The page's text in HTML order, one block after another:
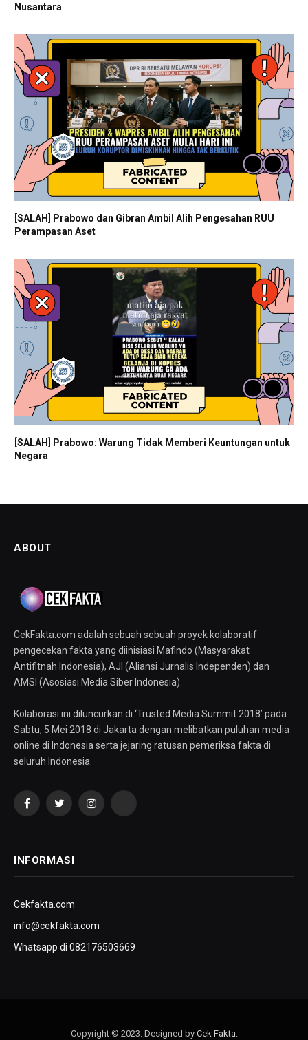
Nusantara
[SALAH] Prabowo dan Gibran Ambil Alih Pengesahan RUU
Perampasan Aset
[SALAH] Prabowo: Warung Tidak Memberi Keuntungan untuk
Negara
ABOUT
CekFakta.com adalah sebuah sebuah proyek kolaboratif
pengecekan fakta yang diinisiasi Mafindo (Masyarakat
Antifitnah Indonesia), AJI (Aliansi Jurnalis Independen) dan
AMSI (Asosiasi Media Siber Indonesia).
Kolaborasi ini diluncurkan di ‘Trusted Media Summit 2018’ pada
Sabtu, 5 Mei 2018 di Jakarta dengan melibatkan puluhan media
online di Indonesia serta jejaring ratusan pemeriksa fakta di
seluruh Indonesia.
FacebookTwitterInstagramYouTube
INFORMASI
Cekfakta.com
info@cekfakta.com
Whatsapp di 082176503669
Copyright © 2023. Designed by Cek Fakta